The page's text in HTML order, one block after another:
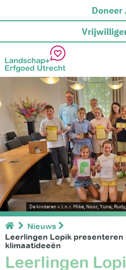
Doneer
De kinderen v.l.n.r. Mike, Noor, Yuna,
Nieuws
Leerlingen Lopik
klimaatideeën
Leerlingen